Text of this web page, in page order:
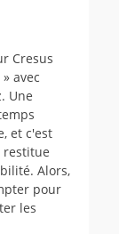
Cresus
avec
Une
et c'est
restitue
Alors,
pour
les